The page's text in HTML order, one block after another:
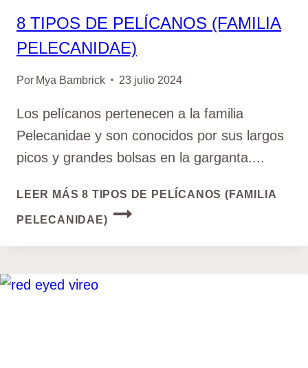
8 TIPOS DE PELÍCANOS (FAMILIA
PELECANIDAE)
Por Mya Bambrick 23 julio 2024
Los pelícanos pertenecen a la familia
Pelecanidae y son conocidos por sus largos
picos y grandes bolsas en la garganta....
LEER MÁS 8 TIPOS DE PELÍCANOS (FAMILIA
PELECANIDAE)